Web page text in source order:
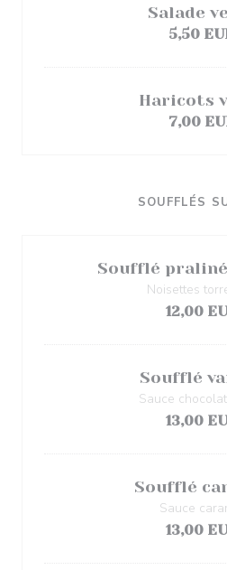
Salade
5,50
Haricots
7,00
SOUFFLÉS
Soufflé
Noisettes
12,00
Soufflé
Sauce
13,00
Soufflé
Sauce
13,00